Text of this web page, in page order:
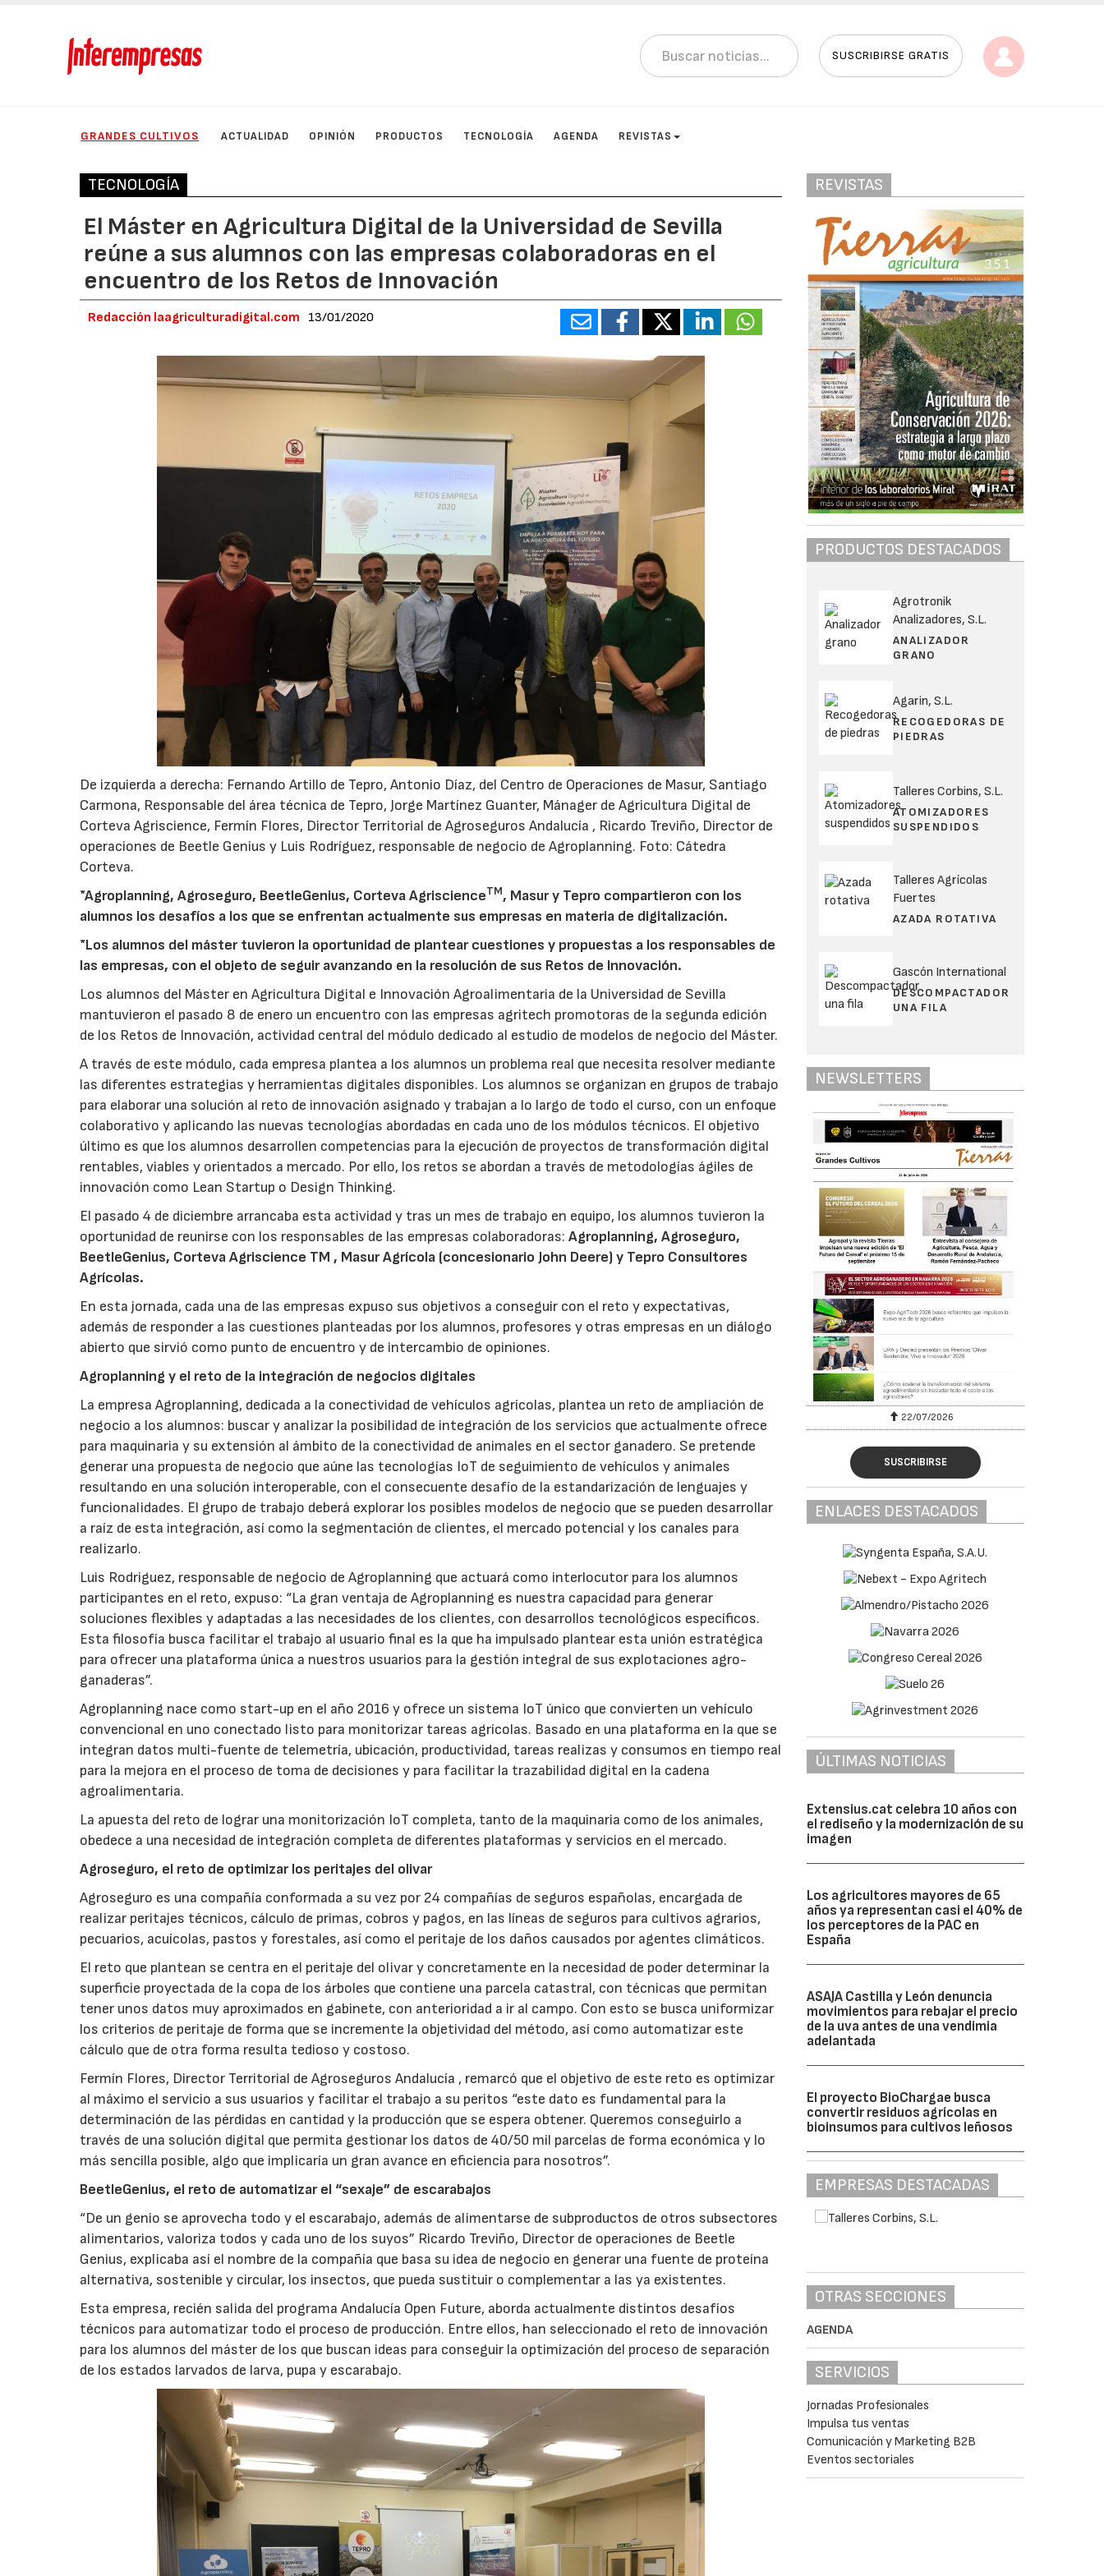
SUSCRIBIRSE GRATIS
GRANDES CULTIVOS ACTUALIDAD OPINIÓN PRODUCTOS TECNOLOGÍA AGENDA REVISTAS
TECNOLOGÍA
El Máster en Agricultura Digital de la Universidad de Sevilla
reúne a sus alumnos con las empresas colaboradoras en el
encuentro de los Retos de Innovación
Redacción laagriculturadigital.com 13/01/2020
De izquierda a derecha: Fernando Artillo de Tepro, Antonio Díaz, del Centro de Operaciones de Masur, Santiago
Carmona, Responsable del área técnica de Tepro, Jorge Martínez Guanter, Mánager de Agricultura Digital de
Corteva Agriscience, Fermín Flores, Director Territorial de Agroseguros Andalucía , Ricardo Treviño, Director de
operaciones de Beetle Genius y Luis Rodríguez, responsable de negocio de Agroplanning. Foto: Cátedra
Corteva.
*Agroplanning, Agroseguro, BeetleGenius, Corteva AgriscienceTM, Masur y Tepro compartieron con los
alumnos los desafíos a los que se enfrentan actualmente sus empresas en materia de digitalización.
*Los alumnos del máster tuvieron la oportunidad de plantear cuestiones y propuestas a los responsables de
las empresas, con el objeto de seguir avanzando en la resolución de sus Retos de Innovación.
Los alumnos del Máster en Agricultura Digital e Innovación Agroalimentaria de la Universidad de Sevilla
mantuvieron el pasado 8 de enero un encuentro con las empresas agritech promotoras de la segunda edición
de los Retos de Innovación, actividad central del módulo dedicado al estudio de modelos de negocio del Máster.
A través de este módulo, cada empresa plantea a los alumnos un problema real que necesita resolver mediante
las diferentes estrategias y herramientas digitales disponibles. Los alumnos se organizan en grupos de trabajo
para elaborar una solución al reto de innovación asignado y trabajan a lo largo de todo el curso, con un enfoque
colaborativo y aplicando las nuevas tecnologías abordadas en cada uno de los módulos técnicos. El objetivo
último es que los alumnos desarrollen competencias para la ejecución de proyectos de transformación digital
rentables, viables y orientados a mercado. Por ello, los retos se abordan a través de metodologías ágiles de
innovación como Lean Startup o Design Thinking.
El pasado 4 de diciembre arrancaba esta actividad y tras un mes de trabajo en equipo, los alumnos tuvieron la
oportunidad de reunirse con los responsables de las empresas colaboradoras:Agroplanning, Agroseguro,
BeetleGenius, Corteva Agriscience TM , Masur Agrícola (concesionario John Deere) y Tepro Consultores
Agrícolas.
En esta jornada, cada una de las empresas expuso sus objetivos a conseguir con el reto y expectativas,
además de responder a las cuestiones planteadas por los alumnos, profesores y otras empresas en un diálogo
abierto que sirvió como punto de encuentro y de intercambio de opiniones.
Agroplanning y el reto de la integración de negocios digitales
La empresa Agroplanning, dedicada a la conectividad de vehículos agrícolas, plantea un reto de ampliación de
negocio a los alumnos: buscar y analizar la posibilidad de integración de los servicios que actualmente ofrece
para maquinaria y su extensión al ámbito de la conectividad de animales en el sector ganadero. Se pretende
generar una propuesta de negocio que aúne las tecnologías IoT de seguimiento de vehículos y animales
resultando en una solución interoperable, con el consecuente desafío de la estandarización de lenguajes y
funcionalidades. El grupo de trabajo deberá explorar los posibles modelos de negocio que se pueden desarrollar
a raíz de esta integración, así como la segmentación de clientes, el mercado potencial y los canales para
realizarlo.
Luis Rodriguez, responsable de negocio de Agroplanning que actuará como interlocutor para los alumnos
participantes en el reto, expuso: “La gran ventaja de Agroplanning es nuestra capacidad para generar
soluciones flexibles y adaptadas a las necesidades de los clientes, con desarrollos tecnológicos específicos.
Esta filosofía busca facilitar el trabajo al usuario final es la que ha impulsado plantear esta unión estratégica
para ofrecer una plataforma única a nuestros usuarios para la gestión integral de sus explotaciones agro-
ganaderas”.
Agroplanning nace como start-up en el año 2016 y ofrece un sistema IoT único que convierten un vehículo
convencional en uno conectado listo para monitorizar tareas agrícolas. Basado en una plataforma en la que se
integran datos multi-fuente de telemetría, ubicación, productividad, tareas realizas y consumos en tiempo real
para la mejora en el proceso de toma de decisiones y para facilitar la trazabilidad digital en la cadena
agroalimentaria.
La apuesta del reto de lograr una monitorización IoT completa, tanto de la maquinaria como de los animales,
obedece a una necesidad de integración completa de diferentes plataformas y servicios en el mercado.
Agroseguro, el reto de optimizar los peritajes del olivar
Agroseguro es una compañía conformada a su vez por 24 compañías de seguros españolas, encargada de
realizar peritajes técnicos, cálculo de primas, cobros y pagos, en las líneas de seguros para cultivos agrarios,
pecuarios, acuícolas, pastos y forestales, así como el peritaje de los daños causados por agentes climáticos.
El reto que plantean se centra en el peritaje del olivar y concretamente en la necesidad de poder determinar la
superficie proyectada de la copa de los árboles que contiene una parcela catastral, con técnicas que permitan
tener unos datos muy aproximados en gabinete, con anterioridad a ir al campo. Con esto se busca uniformizar
los criterios de peritaje de forma que se incremente la objetividad del método, así como automatizar este
cálculo que de otra forma resulta tedioso y costoso.
Fermín Flores, Director Territorial de Agroseguros Andalucía , remarcó que el objetivo de este reto es optimizar
al máximo el servicio a sus usuarios y facilitar el trabajo a su peritos “este dato es fundamental para la
determinación de las pérdidas en cantidad y la producción que se espera obtener. Queremos conseguirlo a
través de una solución digital que permita gestionar los datos de 40/50 mil parcelas de forma económica y lo
más sencilla posible, algo que implicaría un gran avance en eficiencia para nosotros”.
BeetleGenius, el reto de automatizar el “sexaje” de escarabajos
“De un genio se aprovecha todo y el escarabajo, además de alimentarse de subproductos de otros subsectores
alimentarios, valoriza todos y cada uno de los suyos” Ricardo Treviño, Director de operaciones de Beetle
Genius, explicaba así el nombre de la compañía que basa su idea de negocio en generar una fuente de proteína
alternativa, sostenible y circular, los insectos, que pueda sustituir o complementar a las ya existentes.
Esta empresa, recién salida del programa Andalucía Open Future, aborda actualmente distintos desafíos
técnicos para automatizar todo el proceso de producción. Entre ellos, han seleccionado el reto de innovación
para los alumnos del máster de los que buscan ideas para conseguir la optimización del proceso de separación
de los estados larvados de larva, pupa y escarabajo.
REVISTAS
PRODUCTOS DESTACADOS
Agrotronik
Analizadores, S.L.
ANALIZADOR
GRANO
Agarin, S.L.
RECOGEDORAS DE
PIEDRAS
Talleres Corbins, S.L.
ATOMIZADORES
SUSPENDIDOS
Talleres Agrícolas
Fuertes
AZADA ROTATIVA
Gascón International
DESCOMPACTADOR
UNA FILA
NEWSLETTERS
22/07/2026
SUSCRIBIRSE
ENLACES DESTACADOS
ÚLTIMAS NOTICIAS
Extensius.cat celebra 10 años con
el rediseño y la modernización de su
imagen
Los agricultores mayores de 65
años ya representan casi el 40% de
los perceptores de la PAC en
España
ASAJA Castilla y León denuncia
movimientos para rebajar el precio
de la uva antes de una vendimia
adelantada
El proyecto BioChargae busca
convertir residuos agrícolas en
bioinsumos para cultivos leñosos
EMPRESAS DESTACADAS
OTRAS SECCIONES
AGENDA
SERVICIOS
Jornadas Profesionales
Impulsa tus ventas
Comunicación y Marketing B2B
Eventos sectoriales